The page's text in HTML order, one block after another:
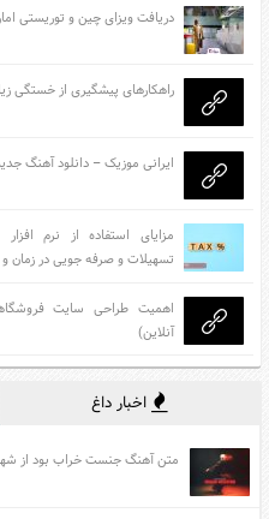
دریافت ویزای چین و توریستی
راهکارهای پیشگیری از خستگی
ایرانی موزیک – دانلود آهنگ
مزایای استفاده از نرم
تسهیلات و صرفه جویی در زمان
اهمیت طراحی سایت
آنلاین)
اخبار داغ
متن آهنگ جنست خراب بود از